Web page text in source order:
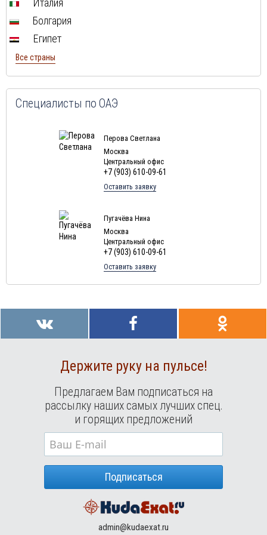
Туры в Марокко в августе
Туры в
Туры в Россию в августе
Туры в Кубу в августе
Доминиканская Республика
Туры в Грецию в августе
Туры в Мальдивы в августе
Туры в Маврикий в августе
Италия
Болгария
Египет
Все страны
Специалисты по ОАЭ
Перова Светлана
Москва
Центральный офис
+7 (903) 610-09-61
Оставить заявку
Пугачёва Нина
Москва
Центральный офис
+7 (903) 610-09-61
Оставить заявку
Держите руку на пульсе!
Предлагаем Вам подписаться на
рассылку наших самых лучших спец.
и горящих предложений
Подписаться
admin@kudaexat.ru